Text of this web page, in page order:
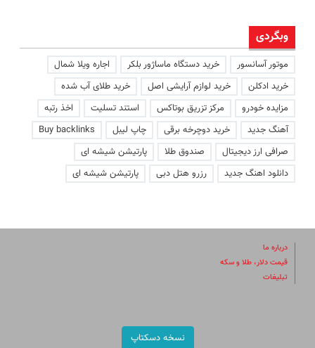
وبگردی
موتور آسانسور خرید دستگاه ماساژور بلکر
اجاره ویلا شمال
خرید ادکلن
خرید لوازم آرایشی اصل
خرید طلای آب شده
مزایده خودرو
مرکز تزریق بوتاکس استند تسلیت
اخذ رتبه
آهنگ جدید
خرید دوچرخه برقی چاپ لیبل
Buy backlinks
صرافی ارز دیجیتال
صندوق طلا
پارتیشن شیشه ای
دانلود اهنگ جدید
رزرو هتل دبی پارتیشن شیشه ای
درباره ما
قیمت دلار، طلا و سکه
تبلیغات
نسخه دسکتاپ